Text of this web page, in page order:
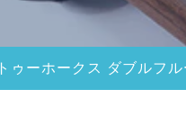
トゥーホークス ダブルフ